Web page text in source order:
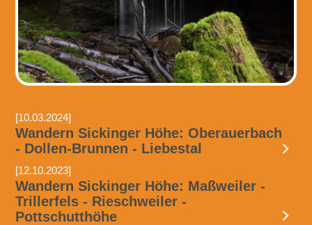
[10.03.2024]
Wandern Sickinger Höhe: Oberauerbach
- Dollen-Brunnen - Liebestal
[12.10.2023]
Wandern Sickinger Höhe: Maßweiler -
Trillerfels - Rieschweiler -
Pottschutthöhe